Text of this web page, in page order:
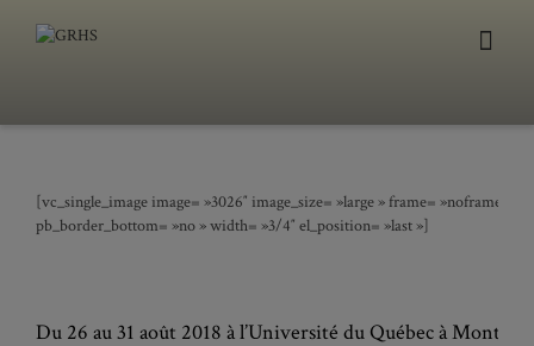
[vc_single_image image= »3026″ image_size= »large » frame= »noframe
pb_border_bottom= »no » width= »3/4″ el_position= »last »]
Du 26 au 31 août 2018 à l’Université du Québec à